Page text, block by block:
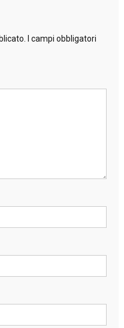
I campi obbligatori